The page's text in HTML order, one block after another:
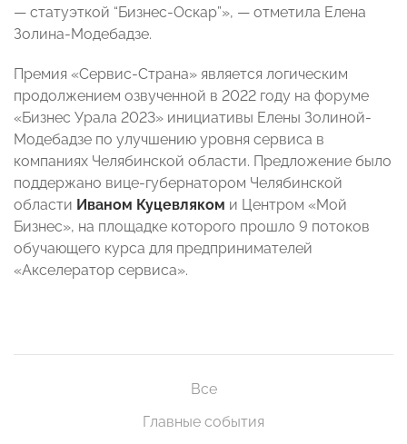
— статуэткой “Бизнес-Оскар”», — отметила Елена
Золина-Модебадзе.
Премия «Сервис-Страна» является логическим
продолжением озвученной в 2022 году на форуме
«Бизнес Урала 2023» инициативы Елены Золиной-
Модебадзе по улучшению уровня сервиса в
компаниях Челябинской области. Предложение было
поддержано вице-губернатором Челябинской
области Иваном Куцевляком и Центром «Мой
Бизнес», на площадке которого прошло 9 потоков
обучающего курса для предпринимателей
«Акселератор сервиса».
Все
Главные события